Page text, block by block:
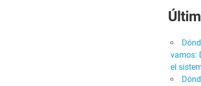
vamos:
el